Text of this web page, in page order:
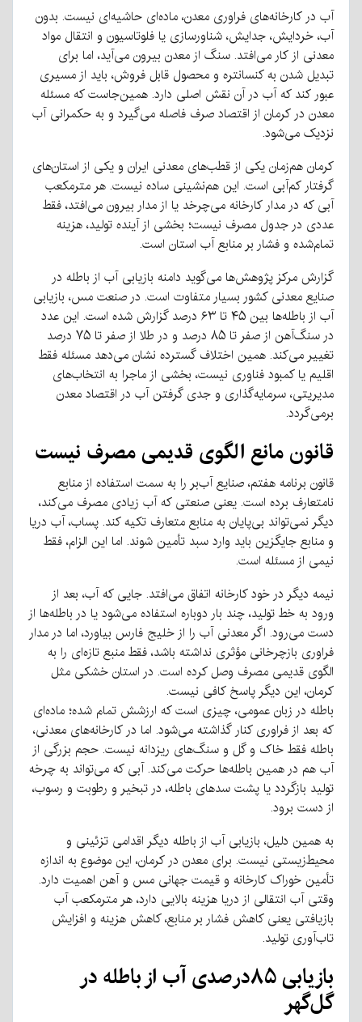
آب در کارخانه‌های فراوری معدن، ماده‌ای حاشیه‌ای نیست. بدون
آب، خردایش، جدایش، شناورسازی یا فلوتاسیون و انتقال مواد
معدنی از کار می‌افتد. سنگ از معدن بیرون می‌آید، اما برای
تبدیل شدن به کنسانتره و محصول قابل فروش، باید از مسیری
عبور کند که آب در آن نقش اصلی دارد. همین‌جاست که مسئله
معدن در کرمان از اقتصاد صرف فاصله می‌گیرد و به حکمرانی آب
نزدیک می‌شود.
کرمان هم‌زمان یکی از قطب‌های معدنی ایران و یکی از استان‌های
گرفتار کم‌آبی است. این هم‌نشینی ساده نیست. هر مترمکعب
آبی که در مدار کارخانه می‌چرخد یا از مدار بیرون می‌افتد، فقط
عددی در جدول مصرف نیست؛ بخشی از آینده تولید، هزینه
تمام‌شده و فشار بر منابع آب استان است.
گزارش مرکز پژوهش‌ها می‌گوید دامنه بازیابی آب از باطله در
صنایع معدنی کشور بسیار متفاوت است. در صنعت مس، بازیابی
آب از باطله‌ها بین ۴۵ تا ۶۳ درصد گزارش شده است
. این عدد
در سنگ‌آهن از صفر تا ۸۵ درصد و در طلا از صفر تا ۷۵ درصد
تغییر می‌کند. همین اختلاف گسترده نشان می‌دهد مسئله فقط
اقلیم یا کمبود فناوری نیست، بخشی از ماجرا به انتخاب‌های
مدیریتی، سرمایه‌گذاری و جدی گرفتن آب در اقتصاد معدن
برمی‌گردد.
قانونمانع الگوی قدیمیمصرف نیست
قانون برنامه هفتم، صنایع آب‌بر را به سمت استفاده از منابع
نامتعارف برده است. یعنی صنعتی که آب زیادی مصرف می‌کند،
دیگر نمی‌تواند بی‌پایان به منابع متعارف تکیه کند. پساب، آب دریا
و منابع جایگزین باید وارد سبد تأمین شوند. اما این الزام، فقط
نیمی از مسئله است.
نیمه دیگر در خود کارخانه اتفاق می‌افتد. جایی که آب، بعد از
ورود به خط تولید، چند بار دوباره استفاده می‌شود یا در باطله‌ها از
دست می‌رود. اگر معدنی آب را از خلیج فارس بیاورد، اما در مدار
فراوری بازچرخانی مؤثری نداشته باشد، فقط منبع تازه‌ای را به
الگوی قدیمی مصرف وصل کرده است. در استان خشکی مثل
کرمان، این دیگر پاسخ کافی نیست.
باطله در زبان عمومی، چیزی است که ارزشش تمام شده؛ ماده‌ای
که بعد از فراوری کنار گذاشته می‌شود. اما در کارخانه‌های معدنی،
باطله فقط خاک و گل و سنگ‌های ریزدانه نیست. حجم بزرگی از
آب هم در همین باطله‌ها حرکت می‌کند.آبی که می‌تواند به چرخه
تولید بازگردد یا پشت سدهای باطله، در تبخیر و رطوبت و رسوب،
از دست برود.
به همین دلیل، بازیابی آب از باطله دیگر اقدامی تزئینی و
محیط‌زیستی نیست. برای معدن در کرمان، این موضوع به اندازه
تأمین خوراک کارخانه و قیمت جهانی مس و آهن اهمیت دارد.
وقتی آب انتقالی از دریا هزینه بالایی دارد، هر مترمکعب آب
بازیافتی یعنی کاهش فشار بر منابع، کاهش هزینه و افزایش
تاب‌آوری تولید.
بازیابی۸۵درصدی آب ازباطلهدر
گل‌گهر